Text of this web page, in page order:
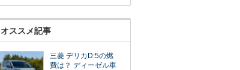
オススメ記事
三菱 デリカD:5の燃
費は？ ディーゼル車